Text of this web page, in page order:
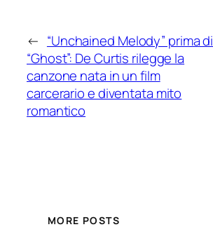
← “Unchained Melody” prima di
“Ghost”: De Curtis rilegge la
canzone nata in un film
carcerario e diventata mito
romantico
MORE POSTS